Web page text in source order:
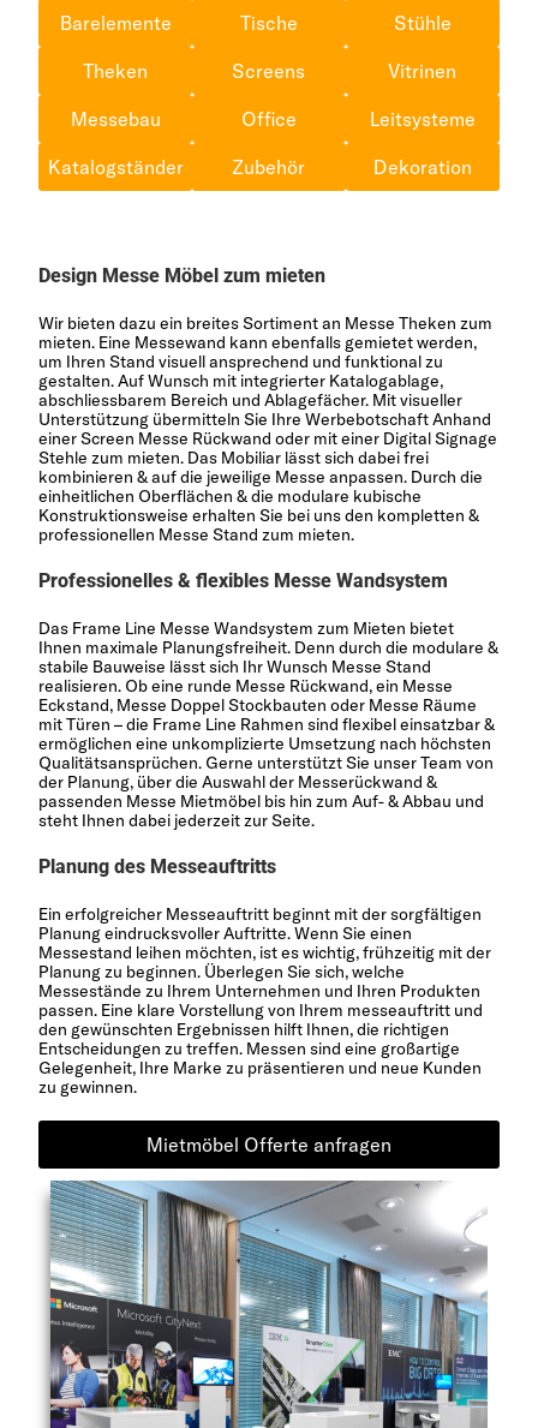
Barelemente
Tische
Stühle
Theken
Screens
Vitrinen
Messebau
Office
Leitsysteme
Katalogständer
Zubehör Dekoration
Design Messe Möbel zum mieten
Wir bieten dazu ein breites Sortiment an Messe Theken zum
mieten. Eine Messewand kann ebenfalls gemietet werden,
um Ihren Stand visuell ansprechend und funktional zu
gestalten. Auf Wunsch mit integrierter Katalogablage,
abschliessbarem Bereich und Ablagefächer. Mit visueller
Unterstützung übermitteln Sie Ihre Werbebotschaft Anhand
einer Screen Messe Rückwand oder mit einer Digital Signage
Stehle zum mieten. Das Mobiliar lässt sich dabei frei
kombinieren & auf die jeweilige Messe anpassen. Durch die
einheitlichen Oberflächen & die modulare kubische
Konstruktionsweise erhalten Sie bei uns den kompletten &
professionellen Messe Stand zum mieten.
Professionelles & flexibles Messe Wandsystem
Das Frame Line Messe Wandsystem zum Mieten bietet
Ihnen maximale Planungsfreiheit. Denn durch die modulare &
stabile Bauweise lässt sich Ihr Wunsch Messe Stand
realisieren. Ob eine runde Messe Rückwand, ein Messe
Eckstand, Messe Doppel Stockbauten oder Messe Räume
mit Türen – die Frame Line Rahmen sind flexibel einsatzbar &
ermöglichen eine unkomplizierte Umsetzung nach höchsten
Qualitätsansprüchen. Gerne unterstützt Sie unser Team von
der Planung, über die Auswahl der Messerückwand &
passenden Messe Mietmöbel bis hin zum Auf- & Abbau und
steht Ihnen dabei jederzeit zur Seite.
Planung des Messeauftritts
Ein erfolgreicher Messeauftritt beginnt mit der sorgfältigen
Planung eindrucksvoller Auftritte. Wenn Sie einen
Messestand leihen möchten, ist es wichtig, frühzeitig mit der
Planung zu beginnen. Überlegen Sie sich, welche
Messestände zu Ihrem Unternehmen und Ihren Produkten
passen. Eine klare Vorstellung von Ihrem messeauftritt und
den gewünschten Ergebnissen hilft Ihnen, die richtigen
Entscheidungen zu treffen. Messen sind eine großartige
Gelegenheit, Ihre Marke zu präsentieren und neue Kunden
zu gewinnen.
Mietmöbel Offerte anfragen